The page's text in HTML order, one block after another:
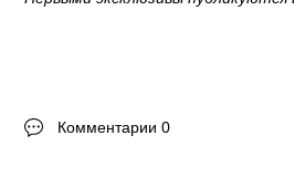
Комментарии 0